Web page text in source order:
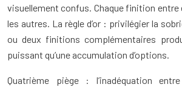
visuellement confus. Chaque finition entre
les autres. La règle d’or : privilégier la
ou deux finitions complémentaires
puissant qu’une accumulation d’options.
Quatrième piège : l’inadéquation